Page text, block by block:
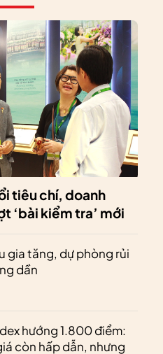
tiêu chí, doanh
‘bài kiểm tra’ mới
gia tăng, dự phòng rủi
dần
hướng 1.800 điểm:
còn hấp dẫn, nhưng